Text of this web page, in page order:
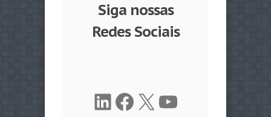
Siga nossas
Redes Sociais
LinkedIn
Facebook
X Youtube